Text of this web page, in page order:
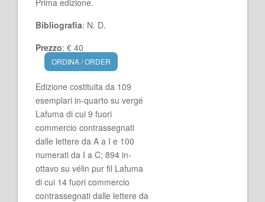
Prima edizione.
Bibliografia: N. D.
Prezzo: € 40
ORDINA / ORDER
Edizione costituita da 109
esemplari in-quarto su vergé
Lafuma di cui 9 fuori
commercio contrassegnati
dalle lettere da A a I e 100
numerati da I a C; 894 in-
ottavo su vélin pur fil Lafuma
di cui 14 fuori commercio
contrassegnati dalle lettere da